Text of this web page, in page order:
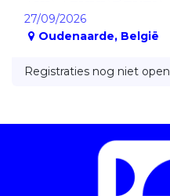
27/09/2026
Oudenaarde, België
Registraties nog niet open